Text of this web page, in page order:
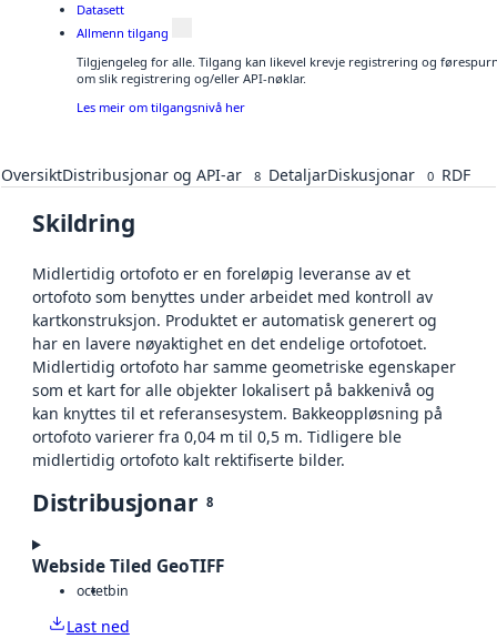
Datasett
Allmenn tilgang
Tilgjengeleg for alle. Tilgang kan likevel krevje registrering og
om slik registrering og/eller API-nøklar.
Les meir om tilgangsnivå her
OversiktDistribusjonar og API-ar 8 DetaljarDiskusjonar 0 RDF
Skildring
Midlertidig ortofoto er en foreløpig leveranse av et
ortofoto som benyttes under arbeidet med kontroll av
kartkonstruksjon. Produktet er automatisk generert og
har en lavere nøyaktighet en det endelige ortofotoet.
Midlertidig ortofoto har samme geometriske egenskaper
som et kart for alle objekter lokalisert på bakkenivå og
kan knyttes til et referansesystem. Bakkeoppløsning på
ortofoto varierer fra 0,04 m til 0,5 m. Tidligere ble
midlertidig ortofoto kalt rektifiserte bilder.
Distribusjonar 8
Webside Tiled GeoTIFF
octetbin
Last ned